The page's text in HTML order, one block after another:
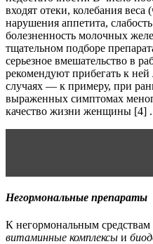
входят отеки, колебания
нарушения аппетита,
болезненность молочных
тщательном подборе
серьезное вмешательство в
рекомендуют прибегать к
случаях — к примеру, при
выраженных симптомах
качество жизни женщины [4] .
Негормональные препараты
К негормональным средствам
витаминные комплексы и